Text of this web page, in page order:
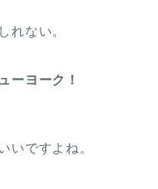
れない。
ーヨーク！
いですよね。